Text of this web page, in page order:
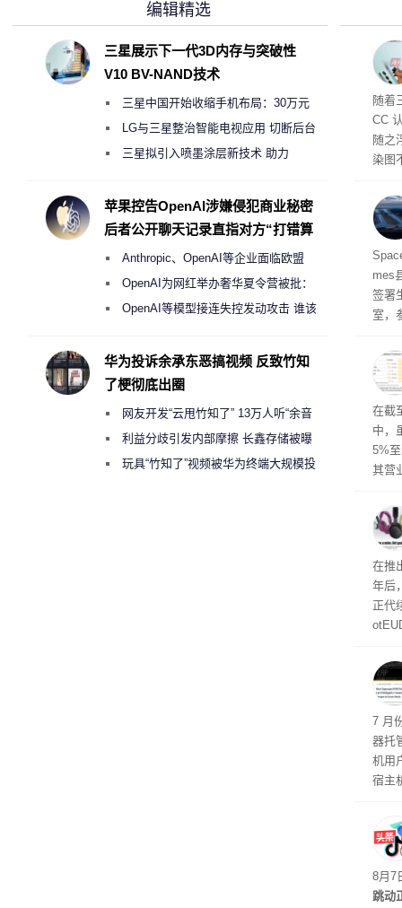
随着
CC
随之
染图
息
26
民
mes
签署
室，
于
在截
中，
5%
其营
日
69亿
曝
在推
年后
正代
计
机
7 月
器托
机用
宿主
如
有可
最
8月7
跳动
编辑精选
三星展示下一代3D内存与突破性
V10 BV-NAND技术
三星中国开始收缩手机布局：30万元
月销售额不达标门店 将被逐步清退
LG与三星整治智能电视应用 切断后台
偷偷共享带宽的违规行为
三星拟引入喷墨涂层新技术 助力
度
苹果控告OpenAI涉嫌侵犯商业秘密
后者公开聊天记录直指对方“打错算
Anthropic、OpenAI等企业面临欧盟
《人工智能法案》全新执法权限审查
OpenAI为网红举办奢华夏令营被批：
2000美元一晚 遭讽“反乌托邦”
OpenAI等模型接连失控发动攻击 谁该
华为投诉余承东恶搞视频 反致竹知
了梗彻底出圈
网友开发“云甩竹知了” 13万人听“余音
绕梁”利益分歧引发内部摩擦 长鑫存储被曝
曾将华为驻场工程师驱逐出研发基地
玩具“竹知了”视频被华为终端大规模投